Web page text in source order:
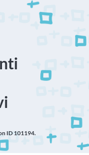
ID 101194.